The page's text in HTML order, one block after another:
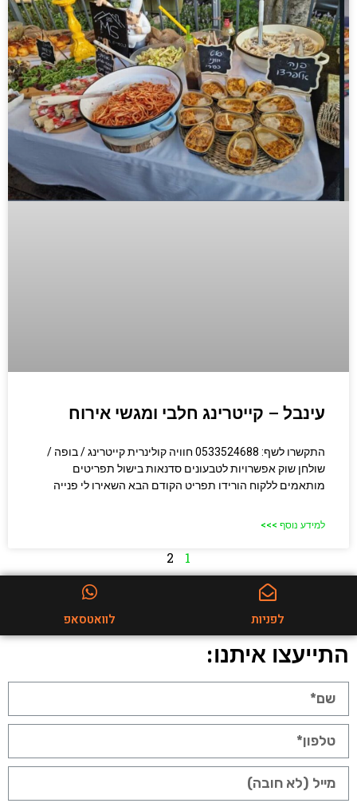
עינבל – קייטרינג חלבי ומגשי אירוח
התקשרו לשף: 0533524688 חוויה קולינרית קייטרינג / בופה /
שולחן שוק אפשרויות לטבעונים סדנאות בישול תפריטים
מותאמים ללקוח הורידו תפריט הקודם הבא השאירו לי פנייה
למידע נוסף >>>
1
2
לפניות לוואטסאפ
התייעצו איתנו: